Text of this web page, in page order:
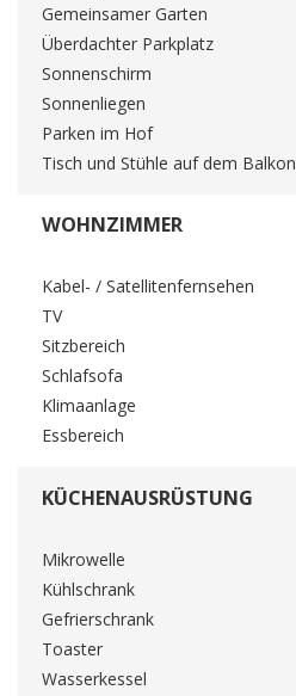
Gemeinsamer Garten
Überdachter Parkplatz
Sonnenschirm
Sonnenliegen
Parken im Hof
Tisch und Stühle auf dem Balkon
WOHNZIMMER
Kabel- / Satellitenfernsehen
TV
Sitzbereich
Schlafsofa
Klimaanlage
Essbereich
KÜCHENAUSRÜSTUNG
Mikrowelle
Kühlschrank
Gefrierschrank
Toaster
Wasserkessel